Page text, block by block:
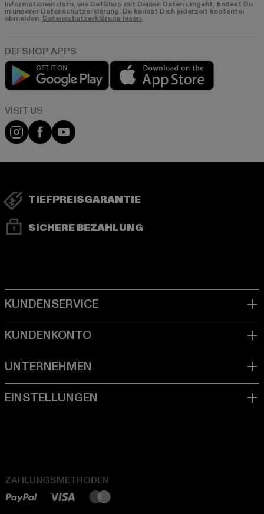
Informationen dazu, wie DefShop mit Deinen Daten umgeht, findest Du
in unserer Datenschutzerklärung. Du kannst Dich jederzeit kostenfei
abmelden. Datenschutzerklärung lesen.
Play market
Visit our Instagram page:
Visit our Facebook page:
Visit our YouTube channel:
TIEFPREISGARANTIE
SICHERE BEZAHLUNG
ZAHLUNGSMETHODEN